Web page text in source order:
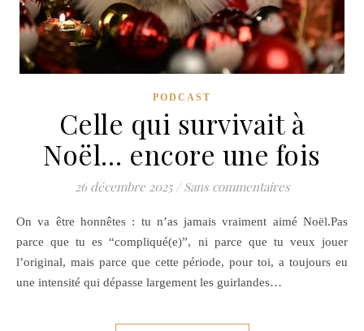
PODCAST
Celle qui survivait à
Noël… encore une fois
26 décembre 2025 / Sans commentaires
On va être honnêtes : tu n’as jamais vraiment aimé Noël.Pas
parce que tu es “compliqué(e)”, ni parce que tu veux jouer
l’original, mais parce que cette période, pour toi, a toujours eu
une intensité qui dépasse largement les guirlandes…